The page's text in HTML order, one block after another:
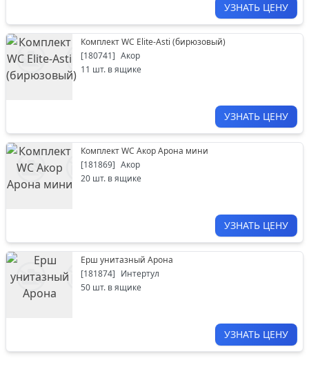
УЗНАТЬ ЦЕНУ
Комплект WC Elite-Asti (бирюзовый)
[180741] Акор
11 шт. в ящике
УЗНАТЬ ЦЕНУ
Комплект WC Акор Арона мини
[181869] Акор
20 шт. в ящике
УЗНАТЬ ЦЕНУ
Ерш унитазный Арона
[181874] Интертул
50 шт. в ящике
УЗНАТЬ ЦЕНУ